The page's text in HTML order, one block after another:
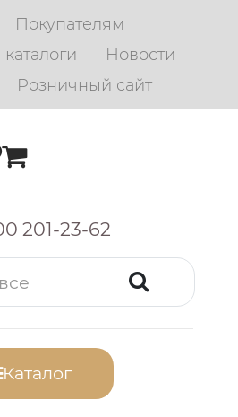
Покупателям
Новости
Розничный сайт
201-23-62
Каталог